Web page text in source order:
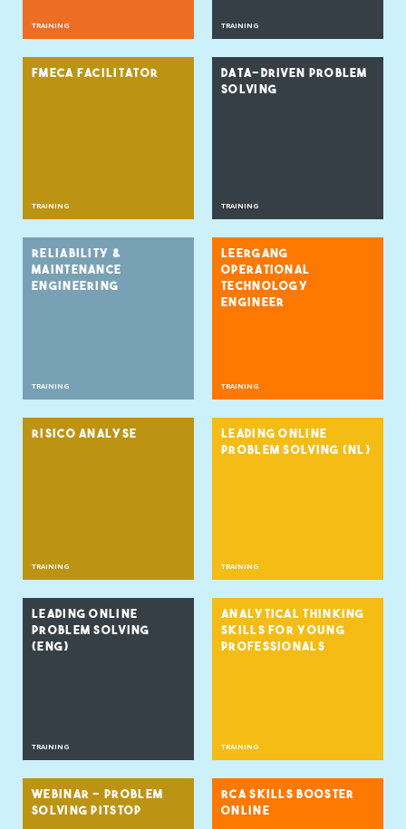
TRAINING TRAINING
FMECA FACILITATOR
TRAINING
DATA-DRIVEN PROBLEM
SOLVING
TRAINING
RELIABILITY &
MAINTENANCE
ENGINEERING
TRAINING
LEERGANG
OPERATIONAL
TECHNOLOGY
ENGINEER
TRAINING
RISICO ANALYSE
TRAINING
LEADING ONLINE
PROBLEM SOLVING (NL)
TRAINING
LEADING ONLINE
PROBLEM SOLVING
(ENG)
TRAINING
ANALYTICAL THINKING
SKILLS FOR YOUNG
PROFESSIONALS
TRAINING
WEBINAR - PROBLEM
SOLVING PITSTOP
RCA SKILLS BOOSTER
ONLINE